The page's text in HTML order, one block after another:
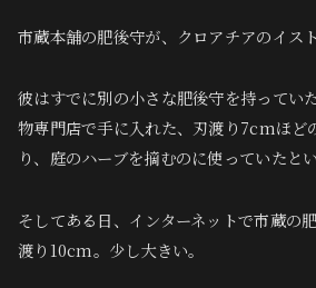
市蔵本舗の肥後守が、クロアチアのイス
彼はすでに別の小さな肥後守を持ってい
物専門店で手に入れた、刃渡り7cmほど
り、庭のハーブを摘むのに使っていたとい
そしてある日、インターネットで市蔵の
渡り10cm。少し大きい。